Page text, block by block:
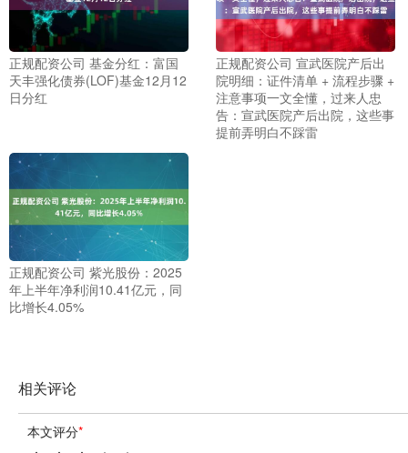
正规配资公司 基金分红：富国
天丰强化债券(LOF)基金12月12
日分红
正规配资公司 宣武医院产后出
院明细：证件清单 + 流程步骤 +
注意事项一文全懂，过来人忠
告：宣武医院产后出院，这些事
提前弄明白不踩雷
正规配资公司 紫光股份：2025
年上半年净利润10.41亿元，同
比增长4.05%
相关评论
本文评分*